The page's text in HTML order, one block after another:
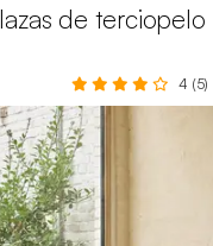
de terciopelo
4 (5)